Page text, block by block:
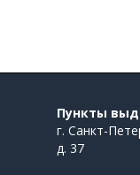
Пункты
г. Санкт-
д. 37